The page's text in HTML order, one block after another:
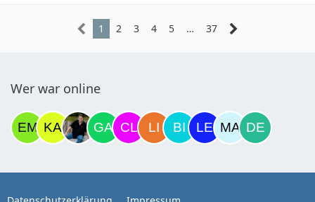
1 2 3 4 5 … 37
Wer war online